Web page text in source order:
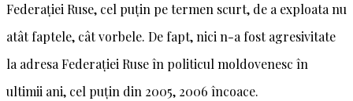
Federației Ruse, cel puțin pe termen scurt, de a exploata nu
atât faptele, cât vorbele. De fapt, nici n-a fost agresivitate
la adresa Federației Ruse în politicul moldovenesc în
ultimii ani, cel puțin din 2005, 2006 încoace.